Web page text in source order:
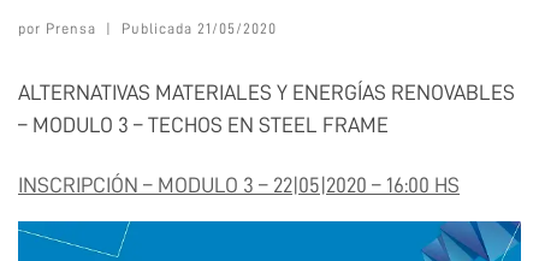
por Prensa Publicada 21/05/2020
ALTERNATIVAS MATERIALES Y ENERGÍAS RENOVABLES
– MODULO 3 – TECHOS EN STEEL FRAME
INSCRIPCIÓN – MODULO 3 – 22|05|2020 – 16:00 HS